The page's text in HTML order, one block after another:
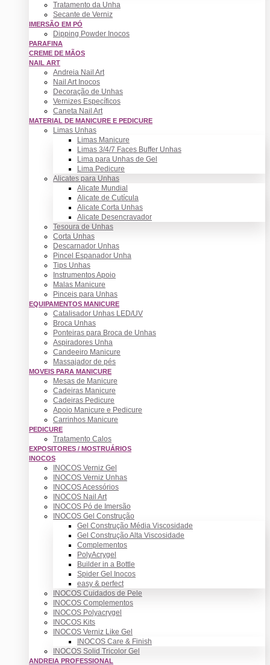
Tratamento da Unha
Secante de Verniz
IMERSÃO EM PÓ
Dipping Powder Inocos
PARAFINA
CREME DE MÃOS
NAIL ART
Andreia Nail Art
Nail Art Inocos
Decoração de Unhas
Vernizes Específicos
Caneta Nail Art
MATERIAL DE MANICURE E PEDICURE
Limas Unhas
Limas Manicure
Limas 3/4/7 Faces Buffer Unhas
Lima para Unhas de Gel
Lima Pedicure
Alicates para Unhas
Alicate Mundial
Alicate de Cutícula
Alicate Corta Unhas
Alicate Desencravador
Tesoura de Unhas
Corta Unhas
Descarnador Unhas
Pincel Espanador Unha
Tips Unhas
Instrumentos Apoio
Malas Manicure
Pinceis para Unhas
EQUIPAMENTOS MANICURE
Catalisador Unhas LED/UV
Broca Unhas
Ponteiras para Broca de Unhas
Aspiradores Unha
Candeeiro Manicure
Massajador de pés
MOVEIS PARA MANICURE
Mesas de Manicure
Cadeiras Manicure
Cadeiras Pedicure
Apoio Manicure e Pedicure
Carrinhos Manicure
PEDICURE
Tratamento Calos
EXPOSITORES / MOSTRUÁRIOS
INOCOS
INOCOS Verniz Gel
INOCOS Verniz Unhas
INOCOS Acessórios
INOCOS Nail Art
INOCOS Pó de Imersão
INOCOS Gel Construção
Gel Construção Média Viscosidade
Gel Construção Alta Viscosidade
Complementos
PolyAcrygel
Builder in a Bottle
Spider Gel Inocos
easy & perfect
INOCOS Cuidados de Pele
INOCOS Complementos
INOCOS Polyacrygel
INOCOS Kits
INOCOS Verniz Like Gel
INOCOS Care & Finish
INOCOS Solid Tricolor Gel
ANDREIA PROFESSIONAL